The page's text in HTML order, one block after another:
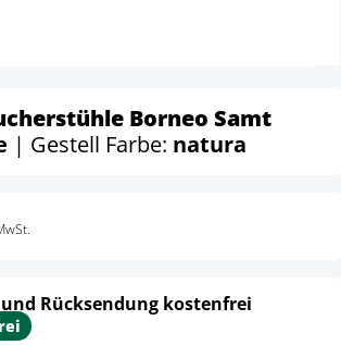
Borneo Samt
| Gestell Farbe: natura
Rücksendung kostenfrei